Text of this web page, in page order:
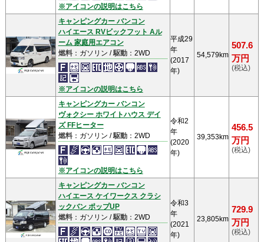
※アイコンの説明はこちら
キャンピングカー バンコン
ハイエース RVビックフット Aル
ーム 家庭用エアコン
燃料：ガソリン /駆動：2WD
※アイコンの説明はこちら
平成29
年
(2017
年)
54,579km
507.6
万円
(税込)
キャンピングカー バンコン
ヴォクシー ホワイトハウス デイ
ズ FFヒーター
燃料：ガソリン /駆動：2WD
※アイコンの説明はこちら
令和2
年
(2020
年)
39,353km
456.5
万円
(税込)
キャンピングカー バンコン
ハイエース ケイワークス クラシ
ックバン ポップUP
燃料：ガソリン /駆動：2WD
令和3
年
(2021
年)
23,805km
729.9
万円
(税込)